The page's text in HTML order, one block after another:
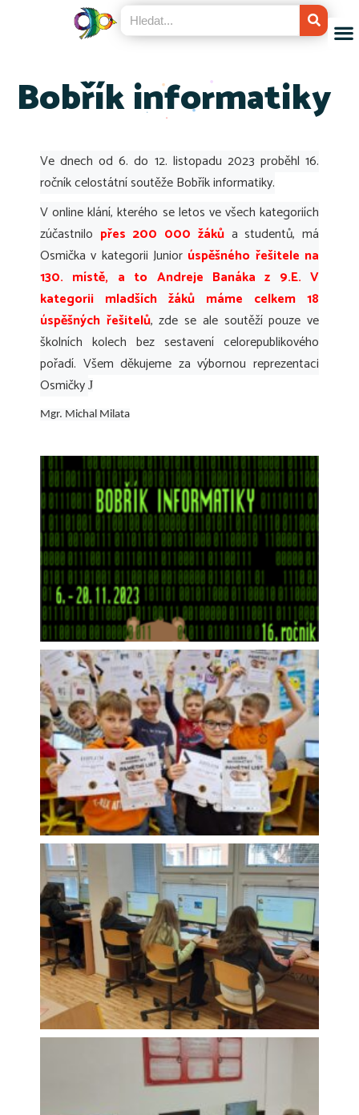
Bobřík informatiky
Ve dnech od 6. do 12. listopadu 2023 proběhl 16.
ročník celostátní soutěže Bobřík informatiky.
V online klání, kterého se letos ve všech kategoriích
zúčastnilo přes 200 000 žákůa studentů, má
Osmička v kategorii Junior úspěšného řešitele na
130. místě, a to Andreje Banáka z 9.E. V
kategorii mladších žáků máme celkem 18
úspěšných řešitelů, zde se ale soutěží pouze ve
školních kolech bez sestavení celorepublikového
pořadí. Všem děkujeme za výbornou reprezentaci
Osmičky J
Mgr. Michal Milata